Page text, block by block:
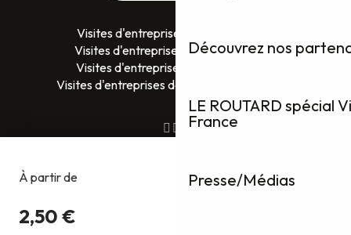
Découvrez nos
LE ROUTARD spécial
France
Presse/Médias
Visites d'entreprises dans le Finistère
Visites d'entreprises dans le Morbihan
Visites d'entreprises en Ille-et-Vilaine
Visites d'entreprises dans les Côtes D’Armor
Copyright @2026
Gestion du consentement
Conditions générales de ventes